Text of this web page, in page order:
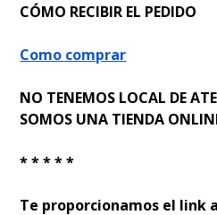
CÓMO RECIBIR EL PEDIDO
Como comprar
NO TENEMOS LOCAL DE
SOMOS UNA TIENDA
* * * * *
Te proporcionamos el link